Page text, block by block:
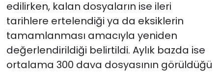
edilirken, kalan dosyaların ise ileri
tarihlere ertelendiği ya da eksiklerin
tamamlanması amacıyla yeniden
değerlendirildiği belirtildi. Aylık bazda ise
ortalama 300 dava dosyasının görüldüğü